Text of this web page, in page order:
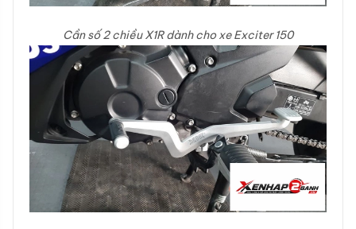
Cần số 2 chiều X1R dành cho xe Exciter 150